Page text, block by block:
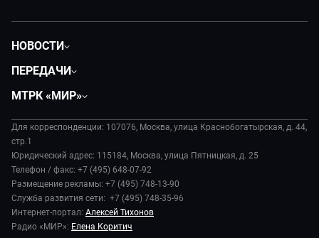
НОВОСТИ
Экономика
Происшествия
В содружестве
В мире
Наука и технологии
Здоровье и медицина
Спорт
ПЕРЕДАЧИ
Дела судебные
Диктор делает
Игра в кино
Игра в кино. Мультфильмы
Исторический детектив
Миллион за 5 минут
МТРК «МИР»
История
Руководство
Новости компании
Пресса о нас
Карьера
Реклама
Для корреспонденции: 107076, Москва, улица Краснобогатырская, д. 44,
стр.1
Юридический адрес: 115184, Москва, улица Пятницкая, д. 25
Телефон / факс: +7 (495) 648-07-92
Размещение рекламы: +7 (495) 748-13-90
Служба развития сети: +7 (495) 748-35-96
Интернет-портал: Алексей Тихонов
Радио «МИР»: Елена Коритич